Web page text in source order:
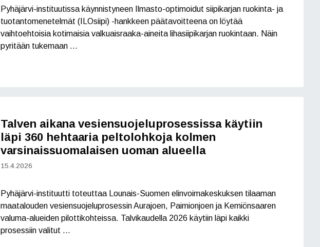
Pyhäjärvi-instituutissa käynnistyneen Ilmasto-optimoidut siipikarjan ruokinta- ja
tuotantomenetelmät (ILOsiipi) -hankkeen päätavoitteena on löytää
vaihtoehtoisia kotimaisia valkuaisraaka-aineita lihasiipikarjan ruokintaan. Näin
pyritään tukemaan …
Talven aikana vesiensuojeluprosessissa käytiin
läpi 360 hehtaaria peltolohkoja kolmen
varsinaissuomalaisen uoman alueella
15.4.2026
Pyhäjärvi-instituutti toteuttaa Lounais-Suomen elinvoimakeskuksen tilaaman
maatalouden vesiensuojeluprosessin Aurajoen, Paimionjoen ja Kemiönsaaren
valuma-alueiden pilottikohteissa. Talvikaudella 2026 käytiin läpi kaikki
prosessiin valitut …